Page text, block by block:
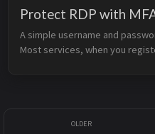
Protect RDP with
A simple username and
Most services, when you